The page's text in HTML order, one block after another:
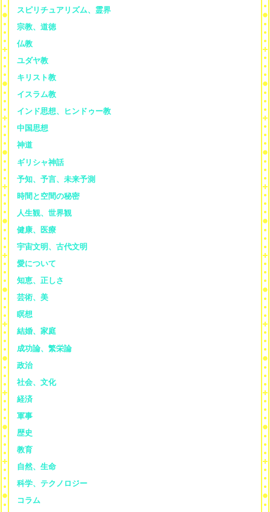
スピリチュアリズム、霊界
宗教、道徳
仏教
ユダヤ教
キリスト教
イスラム教
インド思想、ヒンドゥー教
中国思想
神道
ギリシャ神話
予知、予言、未来予測
時間と空間の秘密
人生観、世界観
健康、医療
宇宙文明、古代文明
愛について
知恵、正しさ
芸術、美
瞑想
結婚、家庭
成功論、繁栄論
政治
社会、文化
経済
軍事
歴史
教育
自然、生命
科学、テクノロジー
コラム